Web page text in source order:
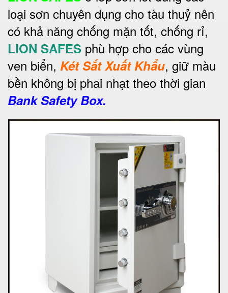
loại sơn chuyên dụng cho tàu thuỷ nên
có khả năng chống mặn tốt, chống rỉ,
LION SAFES phù hợp cho các vùng
ven biển, Két Sắt Xuất Khẩu, giữ màu
bền không bị phai nhạt theo thời gian
Bank Safety Box.